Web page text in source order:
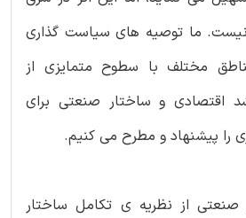
ما توصیه های سیاست گذاری
مختلف با سطوح متمایزی از
اقتصادی و ساختار صنعتی برای
را پیشنهاد و مطرح می کنیم.
از نظریه ی تکامل ساختار